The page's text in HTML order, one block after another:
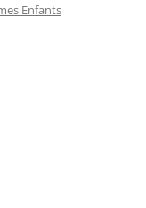
Enfants